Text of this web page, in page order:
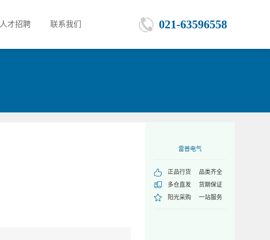
人才招聘 联系我们 021-63596558
雷普电气
正品行货
品类齐全
多仓直发
货期保证
阳光采购
一站服务